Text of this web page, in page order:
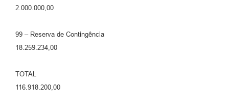
2.000.000,00
99 – Reserva de Contingência
18.259.234,00
TOTAL
116.918.200,00